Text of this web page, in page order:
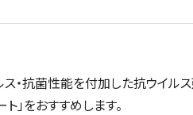
・抗菌性能を付加した抗ウイルス
」をおすすめします。